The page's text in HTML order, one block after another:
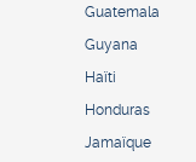
Guatemala
Guyana
Haïti
Honduras
Jamaïque